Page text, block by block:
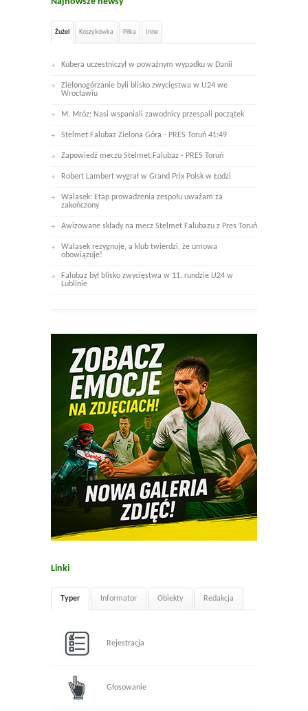
Żużel Koszykówka Piłka Inne
Kubera uczestniczył w poważnym wypadku w Danii
Zielonogórzanie byli blisko zwycięstwa w U24 we
Wrocławiu
M. Mróz: Nasi wspaniali zawodnicy przespali początek
Stelmet Falubaz Zielona Góra - PRES Toruń 41:49
Zapowiedź meczu Stelmet Falubaz - PRES Toruń
Robert Lambert wygrał w Grand Prix Polsk w Łodzi
Walasek: Etap prowadzenia zespołu uważam za
zakończony
Awizowane składy na mecz Stelmet Falubazu z Pres Toruń
Walasek rezygnuje, a klub twierdzi, że umowa
obowiązuje!
Falubaz był blisko zwycięstwa w 11. rundzie U24 w
Lublinie
Linki
Typer Informator Obiekty Redakcja
Rejestracja
Głosowanie